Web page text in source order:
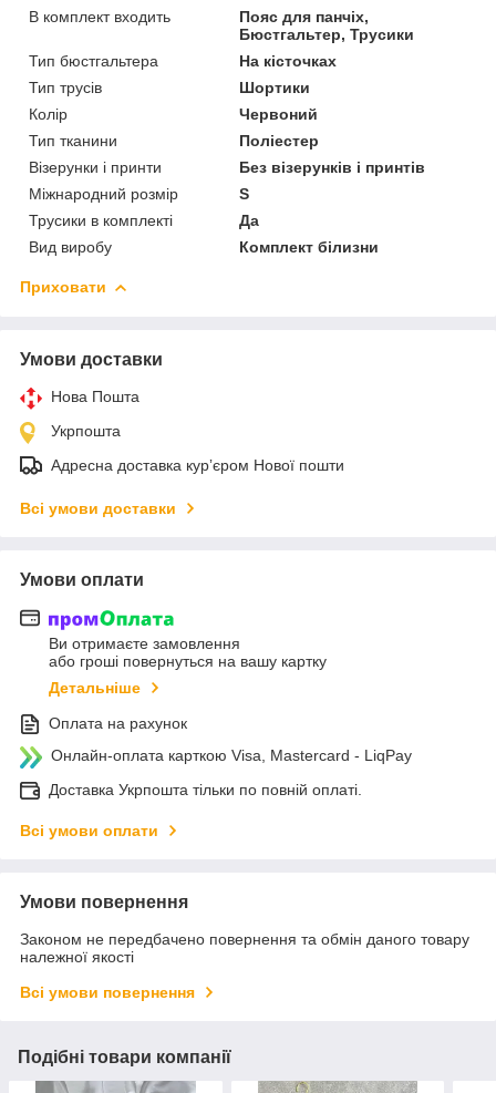
В комплект входить
Пояс для панчіх,
Бюстгальтер, Трусики
Тип бюстгальтера
На кісточках
Тип трусів
Шортики
Колір
Червоний
Тип тканини
Поліестер
Візерунки і принти
Без візерунків і принтів
Міжнародний розмір
S
Трусики в комплекті
Да
Вид виробу
Комплект білизни
Приховати
Умови доставки
Нова Пошта
Укрпошта
Адресна доставка курʼєром Нової пошти
Всі умови доставки
Умови оплати
Ви отримаєте замовлення
або гроші повернуться на вашу картку
Детальніше
Оплата на рахунок
Онлайн-оплата карткою Visa, Mastercard - LiqPay
Доставка Укрпошта тільки по повній оплаті.
Всі умови оплати
Умови повернення
Законом не передбачено повернення та обмін даного товару
належної якості
Всі умови повернення
Подібні товари компанії